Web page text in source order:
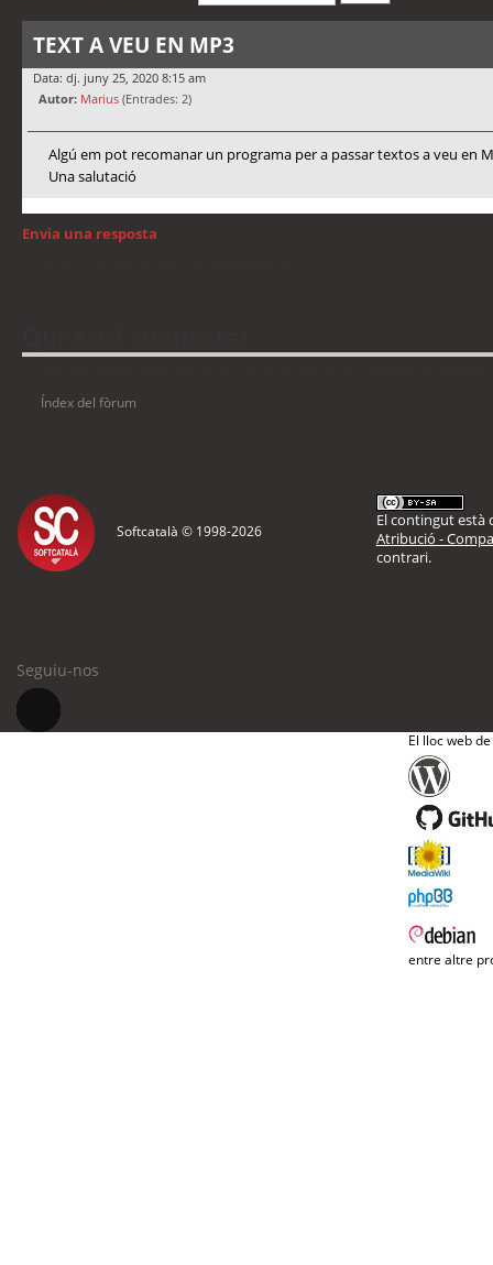
TEXT A VEU EN MP3
Data: dj. juny 25, 2020 8:15 am
Autor: Marius (Entrades: 2)
Algú em pot recomanar un programa per a passar textos a veu en
Una salutació
Envia una resposta
Índex del fòrum
Softcatalà © 1998-2026
El contingut està
Atribució -
contrari.
Seguiu-nos
El lloc web
entre altre